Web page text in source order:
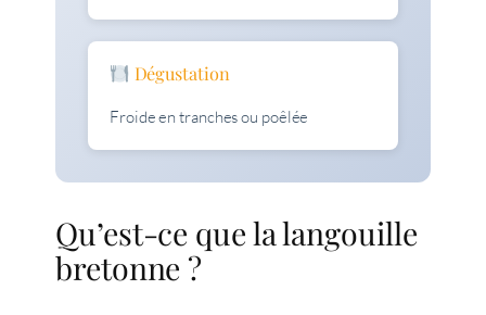
Dégustation
Froide en tranches ou poêlée
Qu’est-ce que la langouille
bretonne ?